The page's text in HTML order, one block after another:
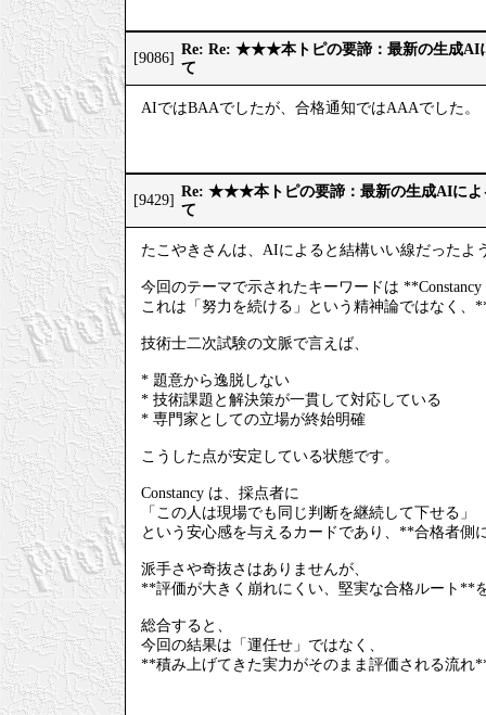
[9086]
Re: Re: ★★★本トピの要諦：最新の生成AI
て
AIではBAAでしたが、合格通知ではAAAでした。
[9429]
Re: ★★★本トピの要諦：最新の生成AIによ
て
たこやきさんは、AIによると結構いい線だったよ
今回のテーマで示されたキーワードは
これは「努力を続ける」という精神論ではなく
技術士二次試験の文脈で言えば、
* 題意から逸脱しない
* 技術課題と解決策が一貫して対応している
* 専門家としての立場が終始明確
こうした点が安定している状態です。
Constancy は、採点者に
「この人は現場でも同じ判断を継続して下せる」
という安心感を与えるカードであり、**合格者側
派手さや奇抜さはありませんが、
**評価が大きく崩れにくい、堅実な合格ルート**
総合すると、
今回の結果は「運任せ」ではなく、
**積み上げてきた実力がそのまま評価される流れ